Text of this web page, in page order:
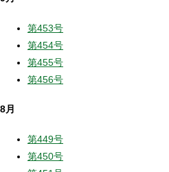
第453号
第454号
第455号
第456号
8月
第449号
第450号